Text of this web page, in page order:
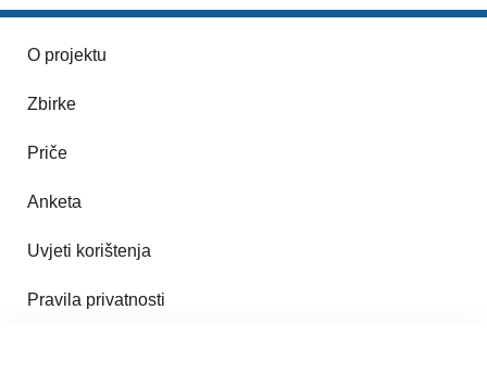
O projektu
Zbirke
Priče
Anketa
Uvjeti korištenja
Pravila privatnosti